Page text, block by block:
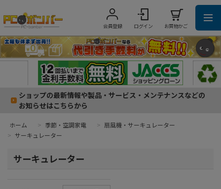
会員登録 ログイン お買物かご
ショップの最新情報や製品・サービス・メンテナンスなどの
お知らせはこちらから
ホーム > 季節・空調家電 > 扇風機・サーキュレーター
> サーキュレーター
サーキュレーター